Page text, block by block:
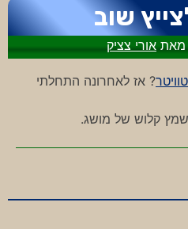
שוב
אורי צציק
? אז לאחרונה התחלתי
שמץ קלוש של מושג.